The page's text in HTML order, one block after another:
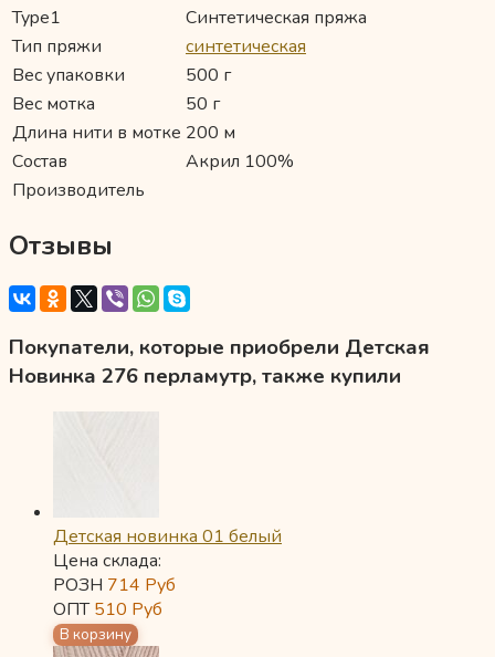
Type1
Синтетическая пряжа
Тип пряжи
синтетическая
Вес упаковки
500 г
Вес мотка
50 г
Длина нити в мотке 200 м
Состав
Акрил 100%
Производитель
Отзывы
Покупатели, которые приобрели Детская
Новинка 276 перламутр, также купили
Детская новинка 01 белый
Цена склада:
РОЗН 714 Руб
ОПТ510 Руб